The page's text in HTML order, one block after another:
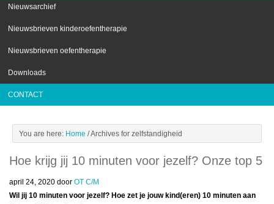
Nieuwsarchief
Nieuwsbrieven kinderoefentherapie
Nieuwsbrieven oefentherapie
Downloads
CONTACT
You are here: Home /Archives for zelfstandigheid
Hoe krijg jij 10 minuten voor jezelf? Onze top 5
april 24, 2020 door OT C/M
Wil jij 10 minuten voor jezelf? Hoe zet je jouw kind(eren) 10 minuten aan